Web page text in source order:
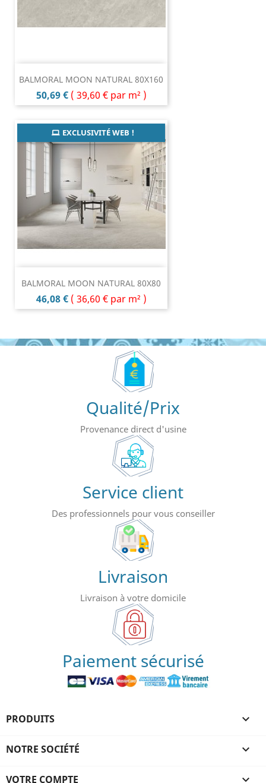
BALMORAL MOON NATURAL 80X160
Prix
50,69 € ( 39,60 € par m² )
BALMORAL MOON NATURAL 80X80
Prix
46,08 € ( 36,60 € par m² )
EXCLUSIVITÉ WEB !
Qualité/Prix
Provenance direct d'usine
Service client
Des professionnels pour vous conseiller
Livraison
Livraison à votre domicile
Paiement sécurisé
PRODUITS 
NOTRE SOCIÉTÉ 
VOTRE COMPTE